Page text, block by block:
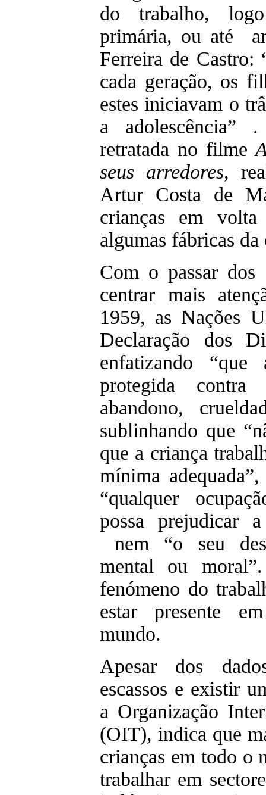
do trabalho,
primária, ou até
Ferreira de Castro:
cada geração, os
estes iniciavam o
a
retratada no filme
seus arredores,
Artur Costa de
crianças em
algumas fábricas
Com o passar
centrar mais
1959, as Nações
Declaração dos
enfatizando
protegida
abandono,
sublinhando que
que a criança
mínima
“qualquer
possa prejudicar
nem “o seu
mental ou
fenómeno do
estar presente
mundo.
Apesar dos
escassos e existir
a Organização
(OIT), indica que
crianças em todo o
trabalhar em